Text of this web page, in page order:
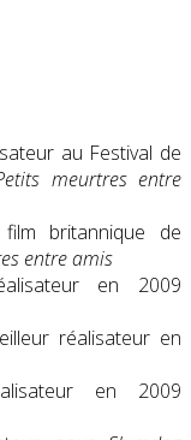
au Festival de
meurtres entre
britannique de
entre amis
en 2009
réalisateur en
en 2009